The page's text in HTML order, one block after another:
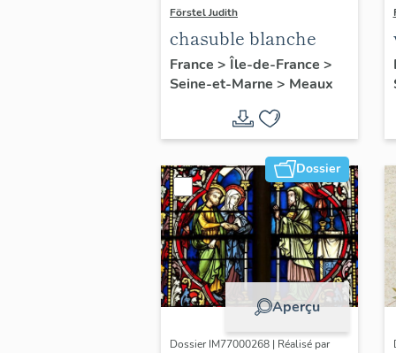
Förstel Judith
chasuble blanche
France > Île-de-France >
Seine-et-Marne > Meaux
Dossier
Aperçu
Dossier IM77000268 | Réalisé par